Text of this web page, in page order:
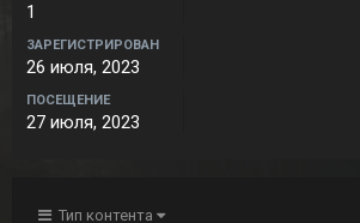
1
ЗАРЕГИСТРИРОВАН
26 июля, 2023
ПОСЕЩЕНИЕ
27 июля, 2023
Тип контента